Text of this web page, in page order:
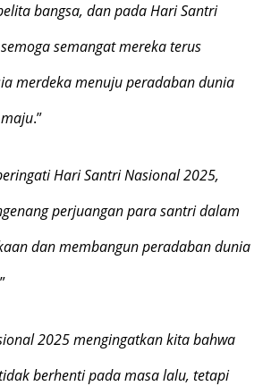
bangsa, dan pada Hari Santri
semangat mereka terus
merdeka menuju peradaban dunia
.”
Hari Santri Nasional 2025,
perjuangan para santri dalam
dan membangun peradaban dunia
2025 mengingatkan kita bahwa
berhenti pada masa lalu, tetapi